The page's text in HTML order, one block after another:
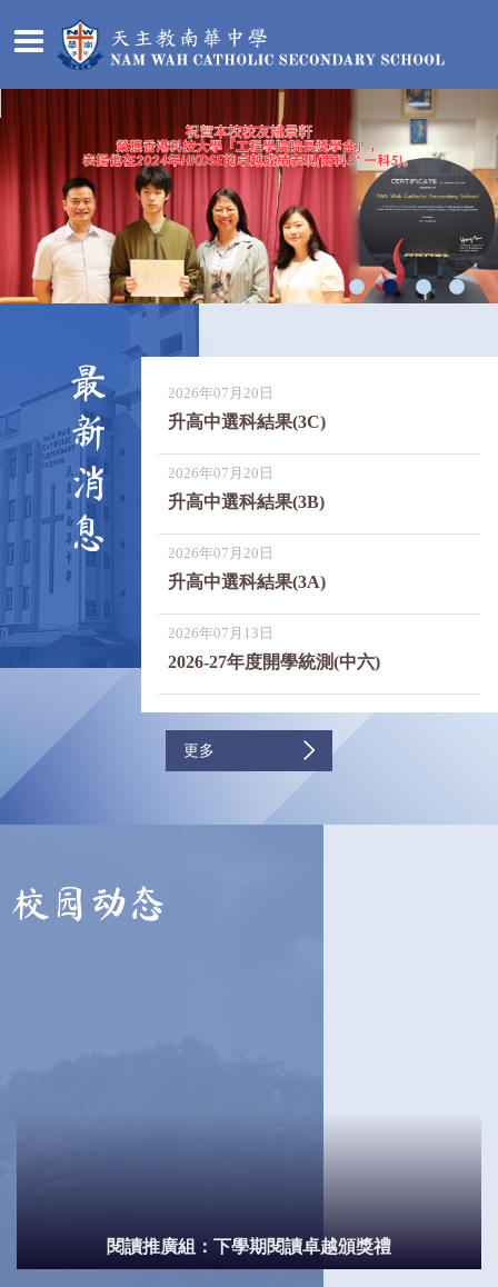
最
新
消
息
2026年07月20日
升高中選科結果(3C)
2026年07月20日
升高中選科結果(3B)
2026年07月20日
升高中選科結果(3A)
2026年07月13日
2026-27年度開學統測(中六)
更多
校园动态
閱讀推廣組：下學期閱讀卓越頒獎禮